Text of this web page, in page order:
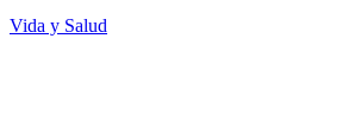
Vida y Salud